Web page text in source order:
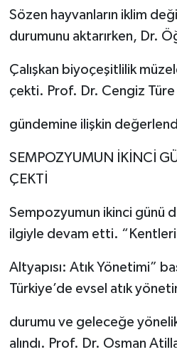
Sözen hayvanların iklim
durumunu aktarırken, Dr.
Çalışkan biyoçeşitlilik
çekti. Prof. Dr. Cengiz Türe
gündemine ilişkin
SEMPOZYUMUN İKİNCİ
ÇEKTİ
Sempozyumun ikinci günü
ilgiyle devam etti.
Altyapısı: Atık Yönetimi”
Türkiye’de evsel atık
durumu ve geleceğe
alındı. Prof. Dr. Osman